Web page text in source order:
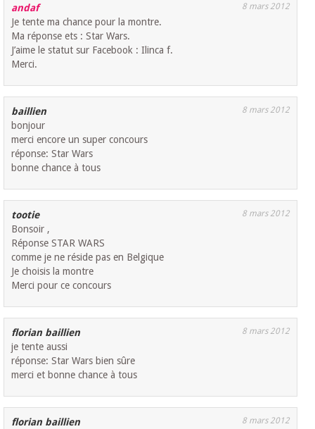
andaf 8 mars 2012
Je tente ma chance pour la montre.
Ma réponse ets : Star Wars.
J’aime le statut sur Facebook : Ilinca f.
Merci.
baillien 8 mars 2012
bonjour
merci encore un super concours
réponse: Star Wars
bonne chance à tous
tootie 8 mars 2012
Bonsoir ,
Réponse STAR WARS
comme je ne réside pas en Belgique
Je choisis la montre
Merci pour ce concours
florian baillien 8 mars 2012
je tente aussi
réponse: Star Wars bien sûre
merci et bonne chance à tous
florian baillien 8 mars 2012